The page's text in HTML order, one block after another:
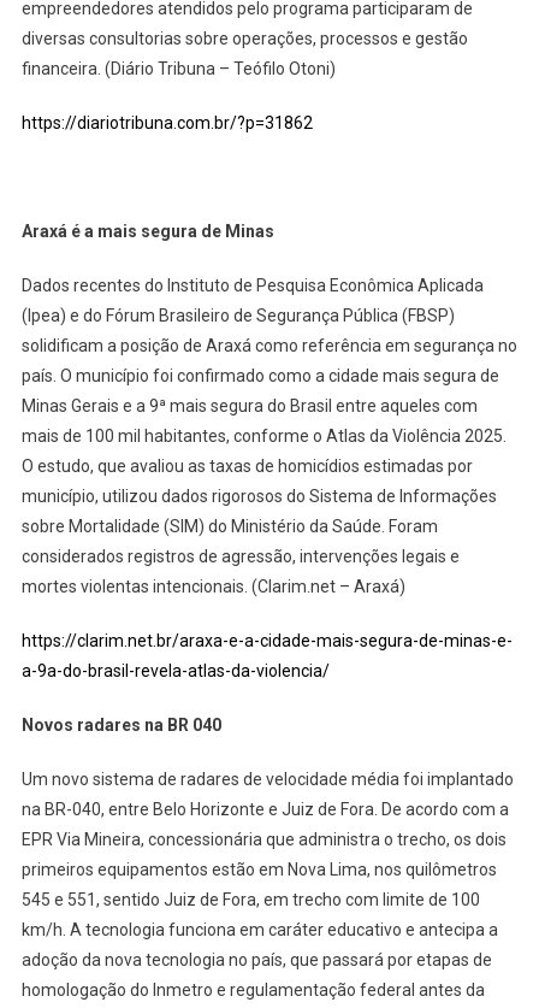
empreendedores atendidos pelo programa participaram de
diversas consultorias sobre operações, processos e gestão
financeira. (Diário Tribuna – Teófilo Otoni)
https://diariotribuna.com.br/?p=31862
Araxá é a mais segura de Minas
Dados recentes do Instituto de Pesquisa Econômica Aplicada
(Ipea) e do Fórum Brasileiro de Segurança Pública (FBSP)
solidificam a posição de Araxá como referência em segurança no
país. O município foi confirmado como a cidade mais segura de
Minas Gerais e a 9ª mais segura do Brasil entre aqueles com
mais de 100 mil habitantes, conforme o Atlas da Violência 2025.
O estudo, que avaliou as taxas de homicídios estimadas por
município, utilizou dados rigorosos do Sistema de Informações
sobre Mortalidade (SIM) do Ministério da Saúde. Foram
considerados registros de agressão, intervenções legais e
mortes violentas intencionais. (Clarim.net – Araxá)
https://clarim.net.br/araxa-e-a-cidade-mais-segura-de-minas-e-
a-9a-do-brasil-revela-atlas-da-violencia/
Novos radares na BR 040
Um novo sistema de radares de velocidade média foi implantado
na BR-040, entre Belo Horizonte e Juiz de Fora. De acordo com a
EPR Via Mineira, concessionária que administra o trecho, os dois
primeiros equipamentos estão em Nova Lima, nos quilômetros
545 e 551, sentido Juiz de Fora, em trecho com limite de 100
km/h. A tecnologia funciona em caráter educativo e antecipa a
adoção da nova tecnologia no país, que passará por etapas de
homologação do Inmetro e regulamentação federal antes da